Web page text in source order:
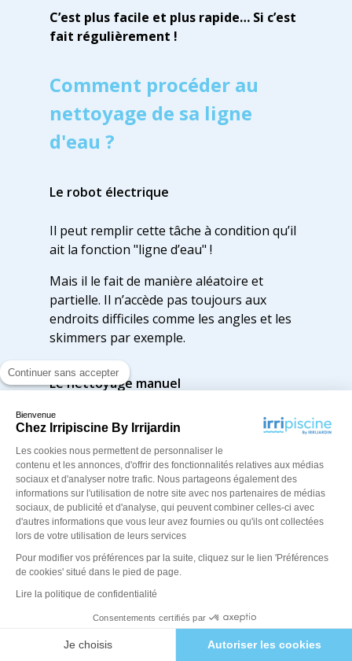
Continuer sans accepter
Bienvenue
Chez Irripiscine By Irrijardin
Les cookies nous permettent de personnaliser le
contenu et les annonces, d'offrir des fonctionnalités relatives aux médias
sociaux et d'analyser notre trafic. Nous partageons également des
informations sur l'utilisation de notre site avec nos partenaires de médias
sociaux, de publicité et d'analyse, qui peuvent combiner celles-ci avec
d'autres informations que vous leur avez fournies ou qu'ils ont collectées
lors de votre utilisation de leurs services
Pour modifier vos préférences par la suite, cliquez sur le lien 'Préférences
de cookies' situé dans le pied de page.
Lire la politique de confidentialité
Consentements certifiés par
Je choisis Autoriser les cookies
C’est plus facile et plus rapide… Si c’est
fait régulièrement !
Comment procéder au
nettoyage de sa ligne
d'eau ?
Le robot électrique
Il peut remplir cette tâche à condition qu’il
ait la fonction "ligne d’eau" !
Mais il le fait de manière aléatoire et
partielle. Il n’accède pas toujours aux
endroits difficiles comme les angles et les
skimmers par exemple.
Le nettoyage manuel
Il reste le plus efficace. Il est complet mais
Si vous utilisez des produits détergents ou
chimiques, mettez des gants et utilisez les
équipements de protection individuelle
comme des lunettes pour vous protéger
La position de votre corps
Vous avez le choix soit: